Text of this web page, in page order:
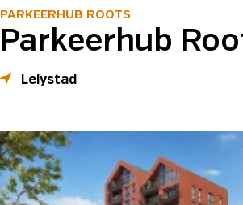
PARKEERHUB ROOTS
Parkeerhub
Lelystad